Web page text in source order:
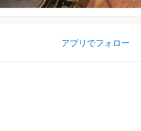
アプリでフォロー